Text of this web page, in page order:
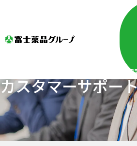
ホーム カスタマーサポート
カスタマーサポー